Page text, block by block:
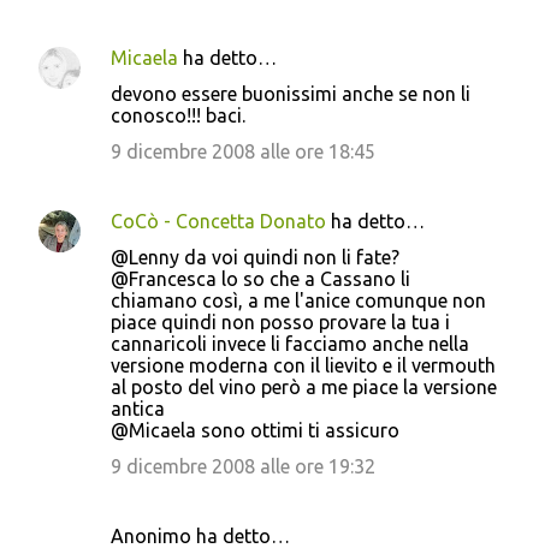
Micaela ha detto…
devono essere buonissimi anche se non li
conosco!!! baci.
9 dicembre 2008 alle ore 18:45
CoCò - Concetta Donato ha detto…
@Lenny da voi quindi non li fate?
@Francesca lo so che a Cassano li
chiamano così, a me l'anice comunque non
piace quindi non posso provare la tua i
cannaricoli invece li facciamo anche nella
versione moderna con il lievito e il vermouth
al posto del vino però a me piace la versione
antica
@Micaela sono ottimi ti assicuro
9 dicembre 2008 alle ore 19:32
Anonimo ha detto…